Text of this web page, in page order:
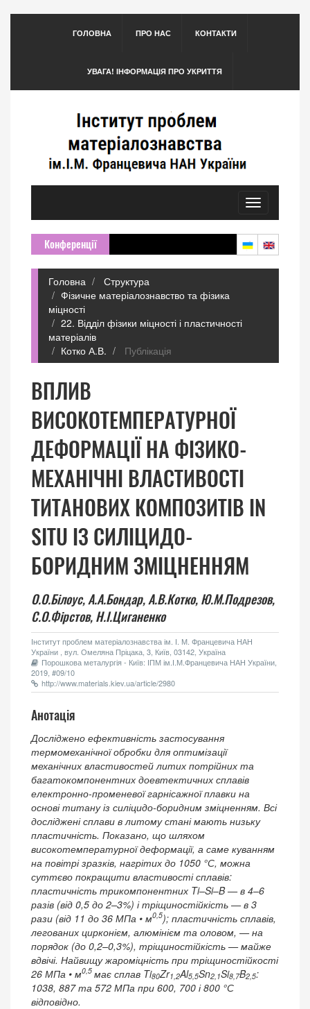
ГОЛОВНА ПРО НАС КОНТАКТИ
УВАГА! ІНФОРМАЦІЯ ПРО УКРИТТЯ
Toggle
navigation
Конференції
Головна
Структура
Фізичне матеріалознавство та фізика
міцності
22. Відділ фізики міцності і пластичності
матеріалів
Котко А.В.
Публікація
ВПЛИВ
ВИСОКОТЕМПЕРАТУРНОЇ
ДЕФОРМАЦІЇ НА ФІЗИКО-
МЕХАНІЧНІ ВЛАСТИВОСТІ
ТИТАНОВИХ КОМПОЗИТІВ IN
SITU ІЗ СИЛІЦИДО-
БОРИДНИМ ЗМІЦНЕННЯМ
О.О.Білоус, А.А.Бондар, А.В.Котко, Ю.М.Подрезов,
С.О.Фірстов, Н.І.Циганенко
Інститут проблем матеріалознавства ім. І. М. Францевича НАН
України , вул. Омеляна Пріцака, 3, Київ, 03142, Україна
Порошкова металургія - Київ: ІПМ ім.І.М.Францевича НАН України,
2019, #09/10
http://www.materials.kiev.ua/article/2980
Анотація
Досліджено ефективність застосування
термомеханічної обробки для оптимізації
механічних властивостей литих потрійних та
багатокомпонентних доевтектичних сплавів
електронно-променевої гарнісажної плавки на
основі титану із силіцидо-боридним зміцненням. Всі
досліджені сплави в литому стані мають низьку
пластичність. Показано, що шляхом
високотемпературної деформації, а саме куванням
на повітрі зразків, нагрітих до 1050 °С, можна
суттєво покращити властивості сплавів:
пластичність трикомпонентних Ti–Si–B — в 4–6
разів (від 0,5 до 2–3%) і тріщиностійкість — в 3
рази (від 11 до 36 МПа • м0,5); пластичність сплавів,
легованих цирконієм, алюмінієм та оловом, — на
порядок (до 0,2–0,3%), тріщиностійкість — майже
вдвічі. Найвищу жароміцність при тріщиностійкості
26 МПа • м0,5 має сплав Ti80Zr1,2Al5,5Sn2,1Si8,7B2,5:
1038, 887 та 572 МПа при 600, 700 і 800 °С
відповідно.